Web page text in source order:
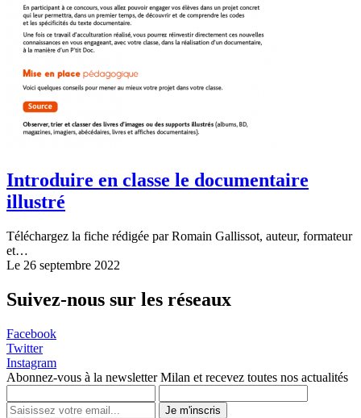
Introduire en classe le documentaire
illustré
Téléchargez la fiche rédigée par Romain Gallissot, auteur, formateur
et…
Le 26 septembre 2022
Suivez-nous sur les réseaux
Facebook
Twitter
Instagram
Abonnez-vous à la newsletter Milan et recevez toutes nos actualités
Je m'inscris